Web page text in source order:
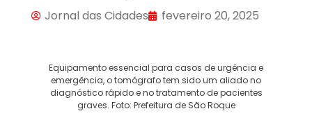
Jornal das Cidades fevereiro 20, 2025
Equipamento essencial para casos de urgência e
emergência, o tomógrafo tem sido um aliado no
diagnóstico rápido e no tratamento de pacientes
graves. Foto: Prefeitura de São Roque